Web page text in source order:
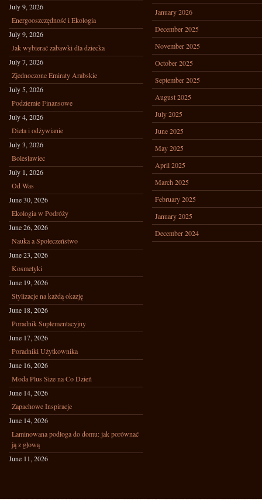
July 9, 2026
Energooszczędność i Ekologia
July 9, 2026
Jak wybierać zabawki dla dziecka
July 7, 2026
Zjednoczone Emiraty Arabskie
July 5, 2026
Podziemie Finansowe
July 4, 2026
Dieta i odżywianie
July 3, 2026
Bolesławiec
July 1, 2026
Od Was
June 30, 2026
Ekologia w Podróży
June 26, 2026
Nauka a Społeczeństwo
June 23, 2026
Kosmetyki
June 19, 2026
Stylizacje na każdą okazję
June 18, 2026
Poradnik Suplementacyjny
June 17, 2026
Poradniki Użytkownika
June 16, 2026
Moda Plus Size na Co Dzień
June 14, 2026
Zapachowe Inspiracje
June 14, 2026
Laminowana podłoga do domu: jak porównać
ją z głową
June 11, 2026
January 2026
December 2025
November 2025
October 2025
September 2025
August 2025
July 2025
June 2025
May 2025
April 2025
March 2025
February 2025
January 2025
December 2024